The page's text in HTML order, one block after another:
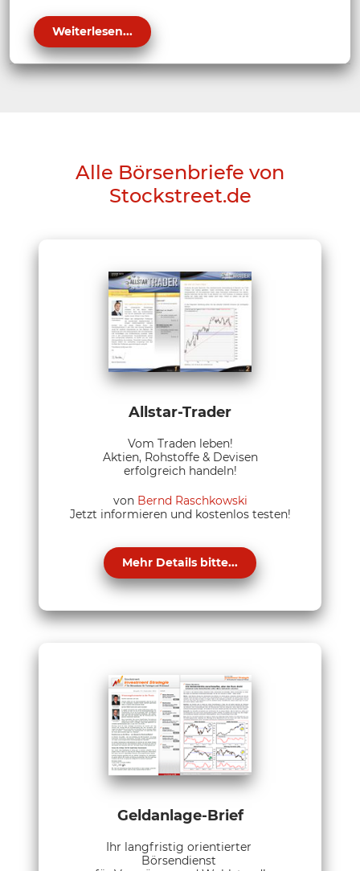
Weiterlesen...
Alle Börsenbriefe von
Stockstreet.de
Allstar-Trader
Vom Traden leben!
Aktien, Rohstoffe & Devisen
erfolgreich handeln!
von Bernd Raschkowski
Jetzt informieren und kostenlos testen!
Mehr Details bitte...
Geldanlage-Brief
Ihr langfristig orientierter
Börsendienst